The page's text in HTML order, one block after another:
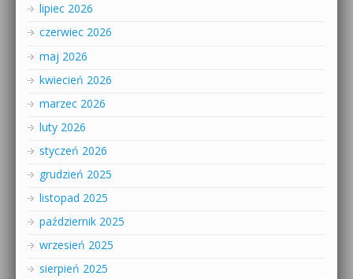
lipiec 2026
czerwiec 2026
maj 2026
kwiecień 2026
marzec 2026
luty 2026
styczeń 2026
grudzień 2025
listopad 2025
październik 2025
wrzesień 2025
sierpień 2025